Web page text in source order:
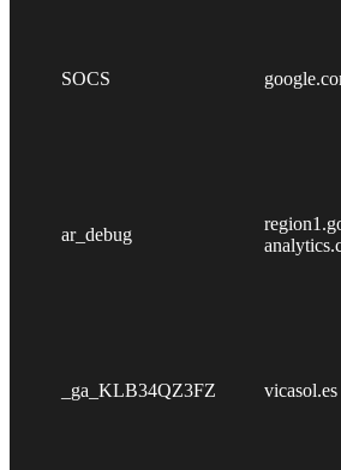
SOCS
ar_debug
_ga_KLB34QZ3FZ vicasol.es